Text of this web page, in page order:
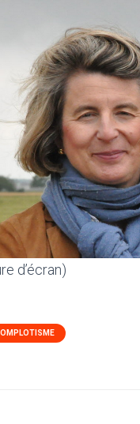
d’écran)